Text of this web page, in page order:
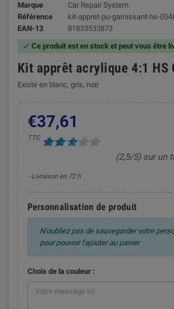
Marque
Car Repair System
Référence
kit-appret-pu-garnissant-hs-
EAN-13
81833533873
 Ce produit est en stock et peut vous être
Kit apprêt acrylique 4:1 HS
Existe en blanc, gris, noir
€37,61
TTC
(2,5/5) sur un
Livraison en 72 h
Personnalisation de produit
N'oubliez pas de sauvegarder votre
pour pouvoir l'ajouter au panier
Choix de la couleur :